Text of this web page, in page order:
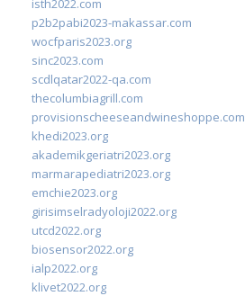
p2b2pabi2023-makassar.com
wocfparis2023.org
sinc2023.com
scdlqatar2022-qa.com
thecolumbiagrill.com
provisionscheeseandwineshoppe.com
khedi2023.org
akademikgeriatri2023.org
marmarapediatri2023.org
emchie2023.org
girisimselradyoloji2022.org
utcd2022.org
biosensor2022.org
ialp2022.org
klivet2022.org